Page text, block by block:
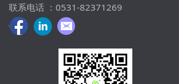
联系电话 ：0531-82371269